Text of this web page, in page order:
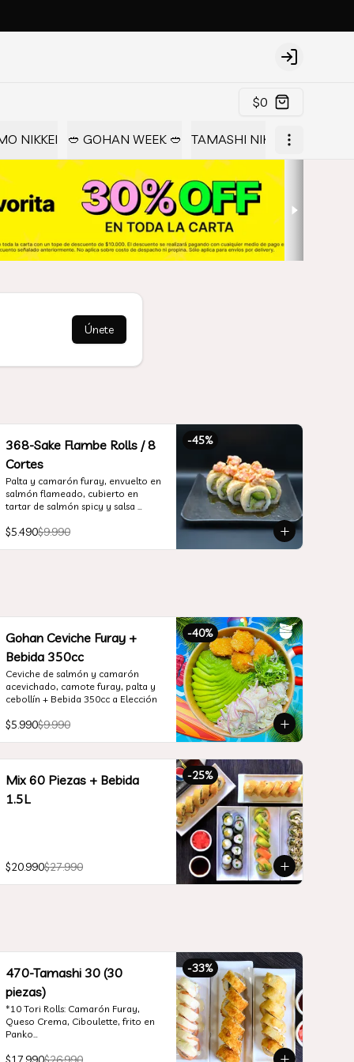
Login
$0
NIKKEI 🥙 GOHAN WEEK 🥙 TAMASHI NIKKEI
Únete
-45%
368-Sake Flambe Rolls / 8
Cortes
Palta y camarón furay, envuelto en
salmón flameado, cubierto en
tartar de salmón spicy y salsa
$5.490$9.990
-40%
Gohan Ceviche Furay +
Bebida 350cc
Ceviche de salmón y camarón
acevichado, camote furay, palta y
cebollín + Bebida 350cc a Elección
$5.990$9.990
-25%
Mix 60 Piezas + Bebida
1.5L
$20.990$27.990
-33%
470-Tamashi 30 (30
piezas)
*10 Tori Rolls: Camarón Furay,
Queso Crema, Ciboulette, frito en
Panko
Crema, Cebollín, Frito en Tempura.